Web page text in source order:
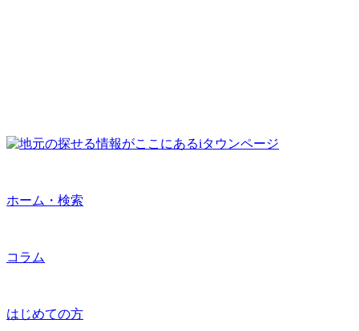
ホーム・検索
コラム
はじめての方